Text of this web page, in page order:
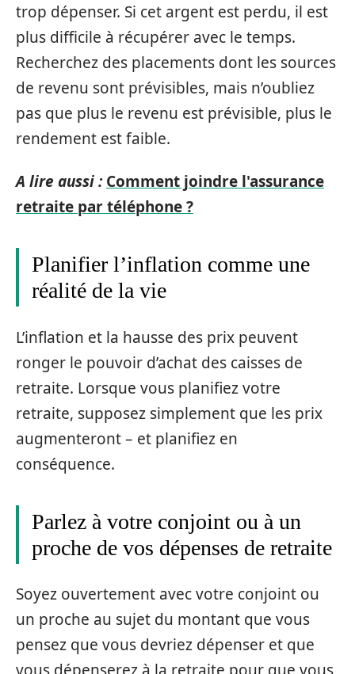
trop dépenser. Si cet argent est perdu, il est
plus difficile à récupérer avec le temps.
Recherchez des placements dont les sources
de revenu sont prévisibles, mais n’oubliez
pas que plus le revenu est prévisible, plus le
rendement est faible.
A lire aussi : Comment joindre l'assurance
retraite par téléphone ?
Planifier l’inflation comme une
réalité de la vie
L’inflation et la hausse des prix peuvent
ronger le pouvoir d’achat des caisses de
retraite. Lorsque vous planifiez votre
retraite, supposez simplement que les prix
augmenteront – et planifiez en
conséquence.
Parlez à votre conjoint ou à un
proche de vos dépenses de retraite
Soyez ouvertement avec votre conjoint ou
un proche au sujet du montant que vous
pensez que vous devriez dépenser et que